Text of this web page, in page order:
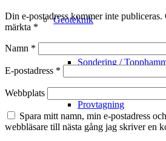
Geoteknik
Sondering /
Provtagning
Din e-postadress kommer inte publiceras.
märkta *
Namn *
E-postadress *
Webbplats
Spara mitt namn, min e-postadress
webbläsare till nästa gång jag skriver en